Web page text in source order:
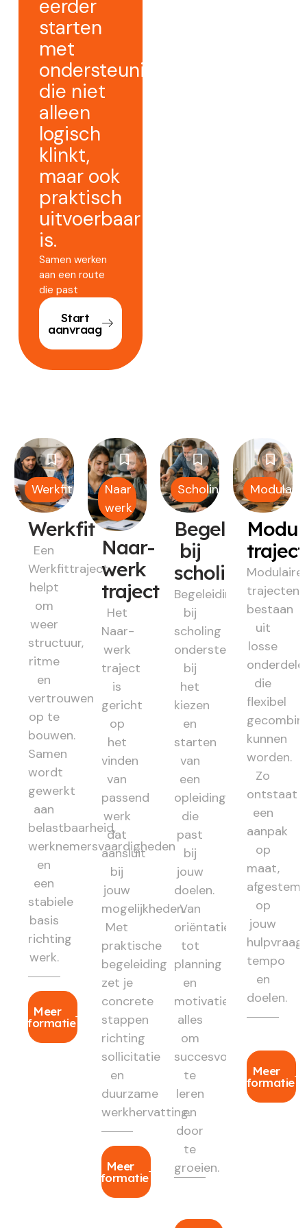
eerder
starten
met
ondersteuning
die niet
alleen
logisch
klinkt,
maar ook
praktisch
uitvoerbaar
is.
Samen werken
aan een route
die past
Start
aanvraag
Werkfit
Werkfit
Een
Werkfittraject
helpt
om
weer
structuur,
ritme
en
vertrouwen
op te
bouwen.
Samen
wordt
gewerkt
aan
belastbaarheid,
werknemersvaardigheden
en
een
stabiele
basis
richting
werk.
Meer
informatie
Naar
werk
Naar-
werk
traject
Het
Naar-
werk
traject
is
gericht
op
het
vinden
van
passend
werk
dat
aansluit
bij
jouw
mogelijkheden.
Met
praktische
begeleiding
zet je
concrete
stappen
richting
sollicitatie
en
duurzame
werkhervatting.
Meer
informatie
Scholing
Begeleiding
bij
scholing
Begeleiding
bij
scholing
ondersteunt
bij
het
kiezen
en
starten
van
een
opleiding
die
past
bij
jouw
doelen.
Van
oriëntatie
tot
planning
en
motivatie:
alles
om
succesvol
te
leren
en
door
te
groeien.
Modulair
Modulaire
trajecten
bestaan
uit
losse
die
flexibel
kunnen
worden.
Zo
ontstaat
een
aanpak
op
maat,
op
jouw
hulpvraag,
tempo
en
doelen.
Meer
informatie